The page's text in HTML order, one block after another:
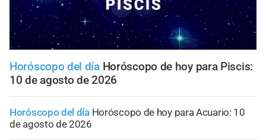
Horóscopo del día Horóscopo de hoy para Piscis:
10 de agosto de 2026
Horóscopo del día Horóscopo de hoy para Acuario: 10
de agosto de 2026